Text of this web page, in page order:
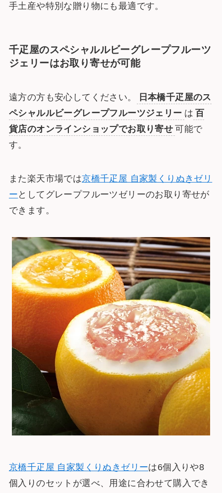
手土産や特別な贈り物にも最適です。
千疋屋のスペシャルルビーグレープフルーツ
ジェリーはお取り寄せが可能
遠方の方も安心してください。
日本橋千疋屋のス
ペシャルルビーグレープフルーツジェリー は 百
貨店のオンラインショップでお取り寄せ 可能で
す。
また楽天市場では京橋千疋屋 自家製くりぬきゼリ
ー としてグレープフルーツゼリーのお取り寄せが
できます。
京橋千疋屋 自家製くりぬきゼリーは6個入りや8
個入りのセットが選べ、用途に合わせて購入でき